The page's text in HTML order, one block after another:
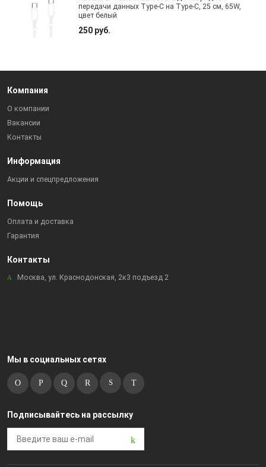
передачи данных Type-C на Type-C, 25 cм, 65W,
цвет белый
250 руб.
Компания
О компании
Вакансии
Контакты
Информация
Акции и спецпредложения
Помощь
Оплата и доставка
Гарантия
Контакты
Москва, ул. Краснодонская, 2к3 подъезд 2
Мы в социальных сетях
Подписывайтесь на рассылку